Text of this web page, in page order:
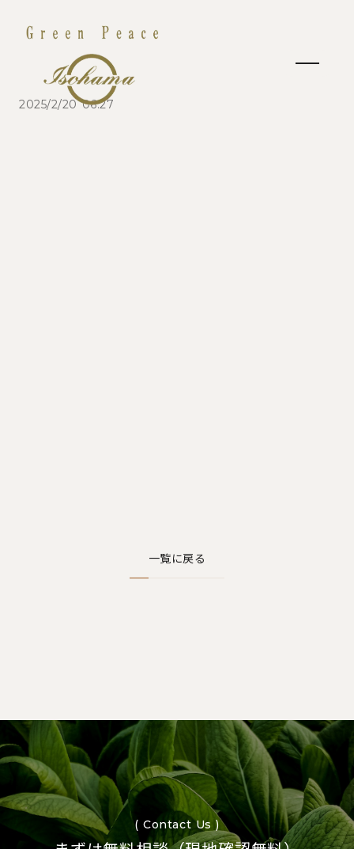
2025/2/20 06:27
一覧に戻る
( Contact Us )